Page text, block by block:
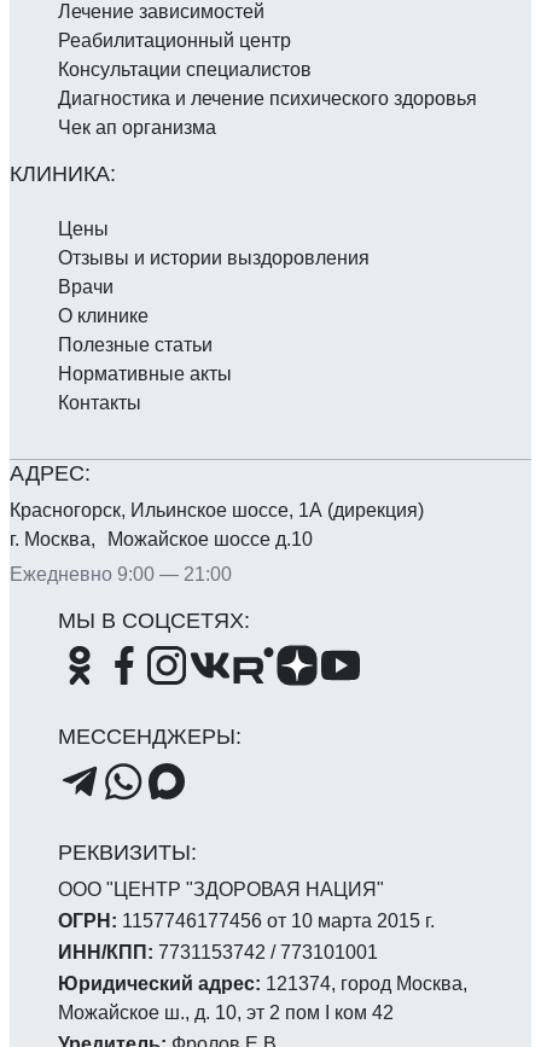
ООО "ЦЕНТР "ЗДОРОВАЯ НАЦИЯ"
ОГРН: 1157746177456 от 10 марта 2015 г.
ИНН/КПП: 7731153742 / 773101001
Юридический адрес: 121374, город Москва,
Можайское ш., д. 10, эт 2 пом I ком 42
Красногорск, Ильинское шоссе, 1А (дирекция)
г. Москва, Можайское шоссе д.10
Ежедневно 9:00 — 21:00
Лечение зависимостей
Реабилитаци­онный центр
Консультации специалистов
Диагностика и лечение психического здоровья
Чек ап организма
Цены
Отзывы и истории выздоровления
Врачи
О клинике
Полезные статьи
Нормативные акты
Контакты